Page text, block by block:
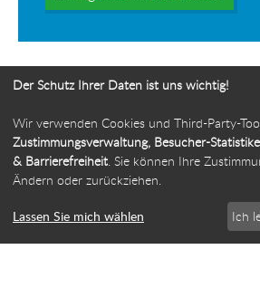
Ihr Weg zur
Der Schutz Ihrer Daten ist uns wichtig!
Wir verwenden Cookies und Third-Party-
Zustimmungsverwaltung, Besucher-
& Barrierefreiheit. Sie können Ihre
Ändern oder zurückziehen.
Lassen Sie mich wählen Ich